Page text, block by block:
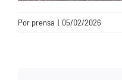
Por prensa | 05/02/2026